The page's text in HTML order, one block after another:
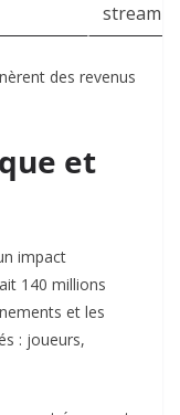
des revenus
et
impact
140 millions
et les
: joueurs,